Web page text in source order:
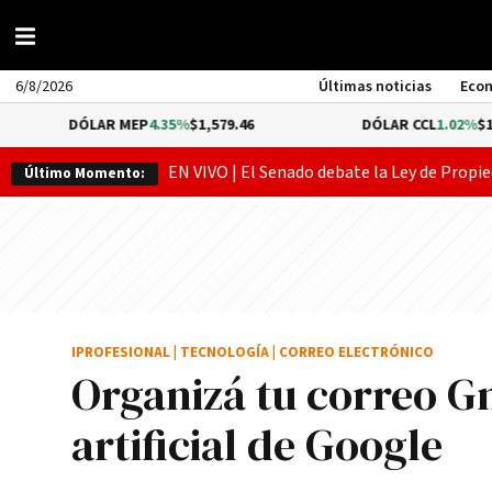
6/8/2026 Últimas noticias
MEP4.35% $1,579.46 DÓLAR CCL1.02%$1,575.53
Último Momento: EN VIVO | El Senado debate la Ley de
Organizá tu correo
artificial de Google
IPROFESIONAL TECNOLOGÍA CORREO ELECTRÓNICO